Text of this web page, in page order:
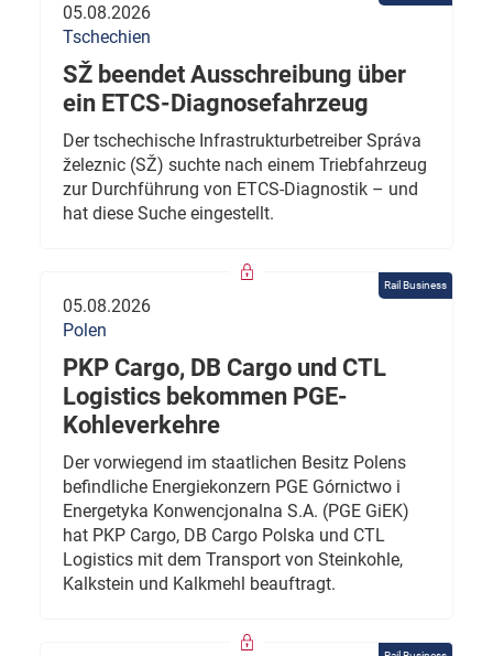
05.08.2026
Tschechien
SŽ beendet Ausschreibung über
ein ETCS-Diagnosefahrzeug
Der tschechische Infrastrukturbetreiber Správa
železnic (SŽ) suchte nach einem Triebfahrzeug
zur Durchführung von ETCS-Diagnostik – und
hat diese Suche eingestellt.
Rail Business
05.08.2026
Polen
PKP Cargo, DB Cargo und CTL
Logistics bekommen PGE-
Kohleverkehre
Der vorwiegend im staatlichen Besitz Polens
befindliche Energiekonzern PGE Górnictwo i
Energetyka Konwencjonalna S.A. (PGE GiEK)
hat PKP Cargo, DB Cargo Polska und CTL
Logistics mit dem Transport von Steinkohle,
Kalkstein und Kalkmehl beauftragt.